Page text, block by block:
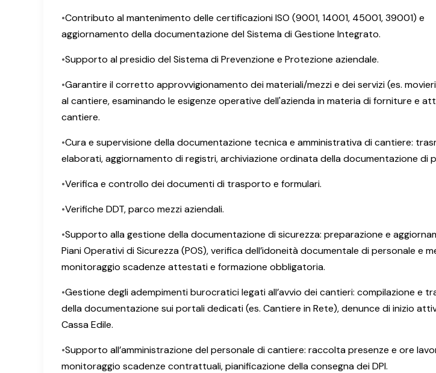
•Contributo al mantenimento delle certificazioni ISO (9001, 14001, 45001, 39001) e
aggiornamento della documentazione del Sistema di Gestione Integrato.
•Supporto al presidio del Sistema di Prevenzione e Protezione aziendale.
•Garantire il corretto approvvigionamento dei materiali/mezzi e dei servizi (es.
al cantiere, esaminando le esigenze operative dell'azienda in materia di forniture e
cantiere.
•Cura e supervisione della documentazione tecnica e amministrativa di cantiere:
elaborati, aggiornamento di registri, archiviazione ordinata della documentazione di
•Verifica e controllo dei documenti di trasporto e formulari.
•Verifiche DDT, parco mezzi aziendali.
•Supporto alla gestione della documentazione di sicurezza: preparazione e
Piani Operativi di Sicurezza (POS), verifica dell’idoneità documentale di personale e
monitoraggio scadenze attestati e formazione obbligatoria.
•Gestione degli adempimenti burocratici legati all’avvio dei cantieri: compilazione e
della documentazione sui portali dedicati (es. Cantiere in Rete), denunce di inizio
Cassa Edile.
•Supporto all’amministrazione del personale di cantiere: raccolta presenze e ore
monitoraggio scadenze contrattuali, pianificazione della consegna dei DPI.